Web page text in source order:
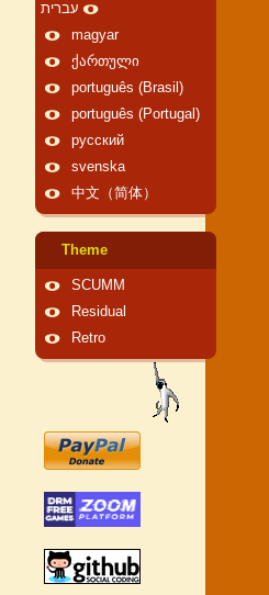
עברית
magyar
ქართული
português (Brasil)
português (Portugal)
русский
svenska
中文（简体）
Theme
SCUMM
Residual
Retro